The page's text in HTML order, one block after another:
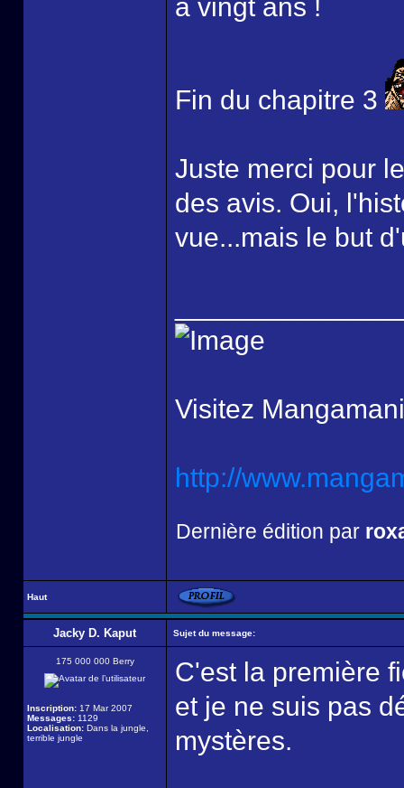
a vingt ans !
Fin du chapitre 3
Juste merci pour
des avis. Oui,
vue...mais le but
Visitez
http://
Dernière édition par
Haut
Jacky D. Kaput Sujet du message:
175 000 000 Berry
Inscription: 17 Mar 2007
Messages: 1129
Localisation: Dans la jungle,
terrible jungle
C'est la première
et je ne suis pas
mystères.